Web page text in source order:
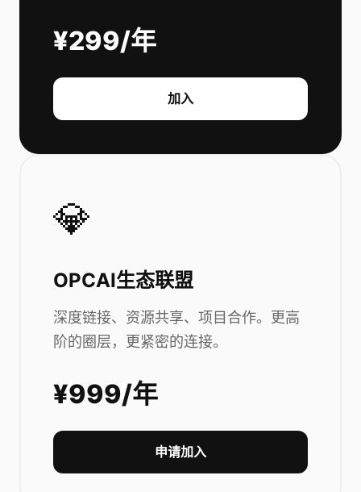
¥299/年
加入
💎
OPCAI生态联盟
深度链接、资源共享、项目合作。更高
阶的圈层，更紧密的连接。
¥999/年
申请加入